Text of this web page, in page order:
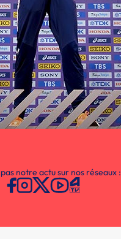
notre actu sur nos réseaux :